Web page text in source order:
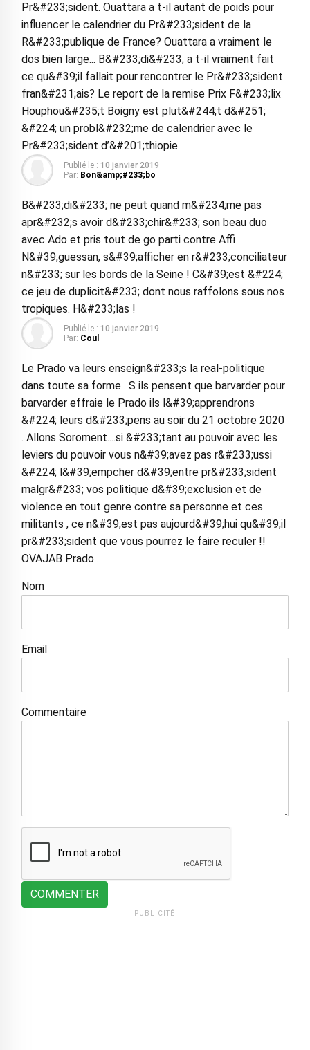
Pr&#233;sident. Ouattara a t-il autant de poids pour
influencer le calendrier du Pr&#233;sident de la
R&#233;publique de France? Ouattara a vraiment le
dos bien large... B&#233;di&#233; a t-il vraiment fait
ce qu&#39;il fallait pour rencontrer le Pr&#233;sident
fran&#231;ais? Le report de la remise Prix F&#233;lix
Houphou&#235;t Boigny est plut&#244;t d&#251;
&#224; un probl&#232;me de calendrier avec le
Pr&#233;sident d’&#201;thiopie.
Publié le : 10 janvier 2019
Par: Bon&amp;#233;bo
B&#233;di&#233; ne peut quand m&#234;me pas
apr&#232;s avoir d&#233;chir&#233; son beau duo
avec Ado et pris tout de go parti contre Affi
N&#39;guessan, s&#39;afficher en r&#233;conciliateur
n&#233; sur les bords de la Seine ! C&#39;est &#224;
ce jeu de duplicit&#233; dont nous raffolons sous nos
tropiques. H&#233;las !
Publié le : 10 janvier 2019
Par: Coul
Le Prado va leurs enseign&#233;s la real-politique
dans toute sa forme . S ils pensent que barvarder pour
barvarder effraie le Prado ils l&#39;apprendrons
&#224; leurs d&#233;pens au soir du 21 octobre 2020
. Allons Soroment....si &#233;tant au pouvoir avec les
leviers du pouvoir vous n&#39;avez pas r&#233;ussi
&#224; l&#39;empcher d&#39;entre pr&#233;sident
malgr&#233; vos politique d&#39;exclusion et de
violence en tout genre contre sa personne et ces
militants , ce n&#39;est pas aujourd&#39;hui qu&#39;il
pr&#233;sident que vous pourrez le faire reculer !!
OVAJAB Prado .
Nom
Email
Commentaire
COMMENTER
PUBLICITÉ